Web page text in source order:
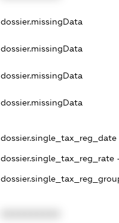
dossier.missingData
dossier.missingData
dossier.missingData
dossier.missingData
dossier.single_tax_reg_date -
dossier.single_tax_reg_rate